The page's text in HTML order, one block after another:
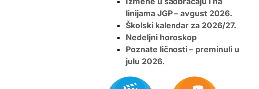
linijama JGP – avgust 2026.
Školski kalendar za 2026/27.
Nedeljni horoskop
Poznate ličnosti – preminuli u
julu 2026.